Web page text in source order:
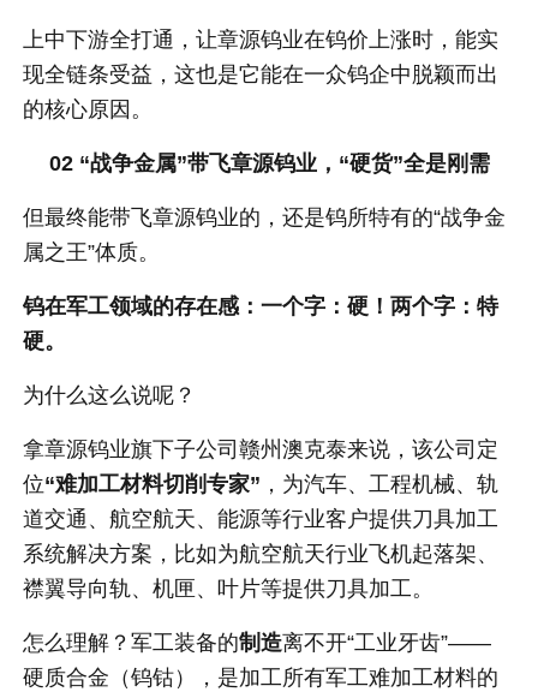
上中下游全打通，让章源钨业在钨价上涨时，能实
现全链条受益，这也是它能在一众钨企中脱颖而出
的核心原因。
02 “战争金属”带飞章源钨业，“硬货”全是刚需
但最终能带飞章源钨业的，还是钨所特有的“战争金
属之王”体质。
钨在军工领域的存在感：一个字：硬！两个字：特
硬。
为什么这么说呢？
拿章源钨业旗下子公司赣州澳克泰来说，该公司定
位“难加工材料切削专家” ，为汽车、工程机械、轨
道交通、航空航天、能源等行业客户提供刀具加工
系统解决方案，比如为航空航天行业飞机起落架、
襟翼导向轨、机匣、叶片等提供刀具加工。
怎么理解？军工装备的制造离不开“工业牙齿”——
硬质合金（钨钴），是加工所有军工难加工材料的